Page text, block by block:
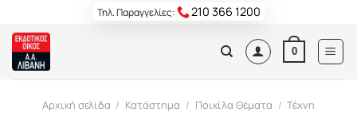
content
Τηλ. Παραγγελίες: 210 366 1200
0
Αρχική σελίδα / Κατάστημα / Ποικίλα Θέματα / Τέχνη